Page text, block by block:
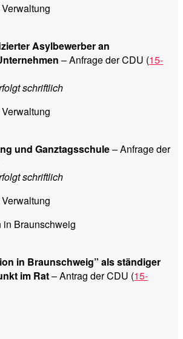
Asylbewerber an
– Anfrage der CDU (15-
schriftlich
und Ganztagsschule– Anfrage der
schriftlich
Braunschweig
in Braunschweig” als ständiger
im Rat– Antrag der CDU (15-